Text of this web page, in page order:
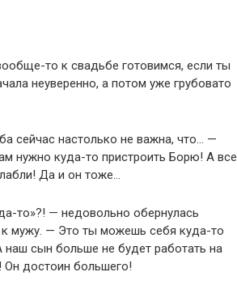
то к свадьбе готовимся, если ты
неуверенно, а потом уже грубовато
сейчас настолько не важна, что… —
нужно куда-то пристроить Борю! А все
Да и он тоже…
то»?! — недовольно обернулась
мужу. — Это ты можешь себя куда-то
наш сын больше не будет работать на
Он достоин большего!